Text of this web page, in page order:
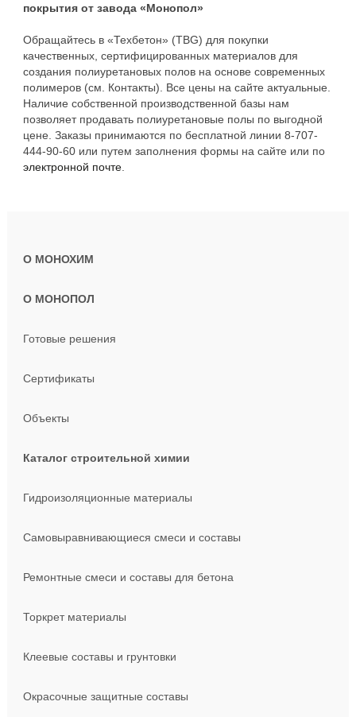
покрытия от завода «Монопол»
Обращайтесь в «Техбетон» (TBG) для покупки
качественных, сертифицированных материалов для
создания полиуретановых полов на основе современных
полимеров (см. Контакты). Все цены на сайте актуальные.
Наличие собственной производственной базы нам
позволяет продавать полиуретановые полы по выгодной
цене. Заказы принимаются по бесплатной линии 8-707-
444-90-60 или путем заполнения формы на сайте или по
электронной почте.
О МОНОХИМ
О МОНОПОЛ
Готовые решения
Сертификаты
Объекты
Каталог строительной химии
Гидроизоляционные материалы
Самовыравнивающиеся смеси и составы
Ремонтные смеси и составы для бетона
Торкрет материалы
Клеевые составы и грунтовки
Окрасочные защитные составы